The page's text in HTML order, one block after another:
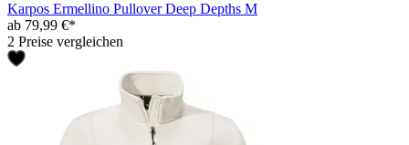
Karpos Ermellino Pullover Deep Depths M
ab 79,99 €*
2 Preise vergleichen